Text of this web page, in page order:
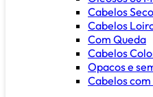
Cabelos
Cabelos
Com Queda
Cabelos
Opacos e
Cabelos com